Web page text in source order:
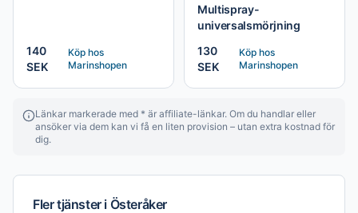
140
SEK
Köp hos
Marinshopen
Multispray-
universalsmörjning
130
SEK
Köp hos
Marinshopen
Länkar markerade med * är affiliate-länkar. Om du handlar eller
ansöker via dem kan vi få en liten provision – utan extra kostnad för
dig.
Fler tjänster i Österåker